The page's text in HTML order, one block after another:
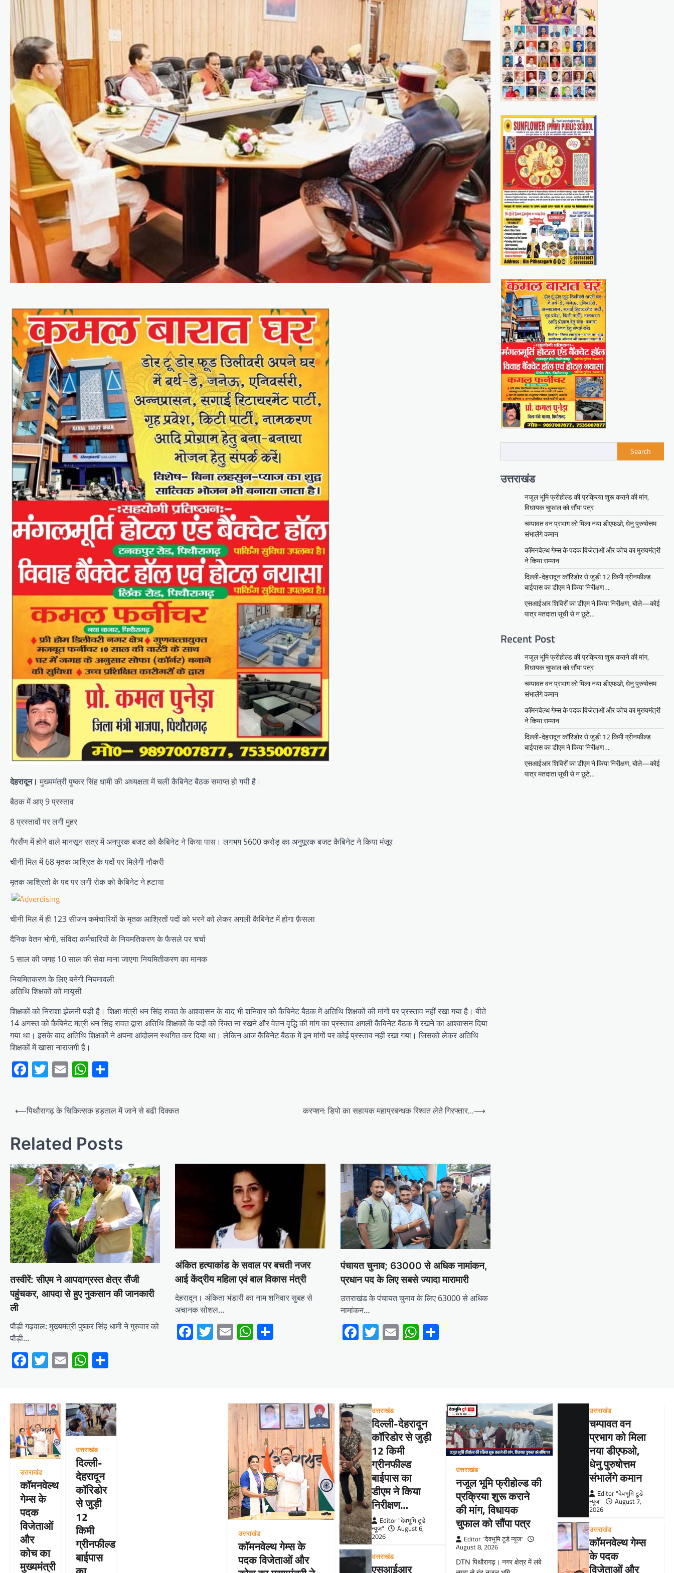
देहरादून। मुख्यमंत्री पुष्कर सिंह धामी की अध्यक्षता में चली कैबिनेट बैठक समाप्त हो गयी है।
बैठक में आए 9 प्रस्ताव
8 प्रस्तावों पर लगी मुहर
गैरसैंण में होने वाले मानसून सत्र में अनपुरक बजट को कैबिनेट ने किया पास। लगभग 5600 करोड़ का अनुपूरक बजट कैबिनेट ने किया मंजूर
चीनी मिल में 68 मृतक आश्रित के पदों पर मिलेगी नौकरी
मृतक आश्रितो के पद पर लगी रोक को कैबिनेट ने हटाया
चीनी मिल में ही 123 सीजन कर्मचारियों के मृतक आश्रितों पदों को भरने को लेकर अगली कैबिनेट में होगा फ़ैसला
दैनिक वेतन भोगी, संविदा कर्मचारियों के नियमतिकरण के फैसले पर चर्चा
5 साल की जगह 10 साल की सेवा माना जाएगा नियमितीकरण का मानक
नियमितकरण के लिए बनेगी नियमावली
अतिथि शिक्षकों को मायूसी
शिक्षकों को निराशा झेलनी पड़ी है। शिक्षा मंत्री धन सिंह रावत के आश्वासन के बाद भी शनिवार को कैबिनेट बैठक में अतिथि शिक्षकों की मांगों पर प्रस्ताव नहीं रखा गया है। बीते
14 अगस्त को कैबिनेट मंत्री धन सिंह रावत द्वारा अतिथि शिक्षकों के पदों को रिक्त ना रखने और वेतन वृद्धि की मांग का प्रस्ताव अगली कैबिनेट बैठक में रखने का आश्वासन दिया
गया था। इसके बाद अतिथि शिक्षकों ने अपना आंदोलन स्थगित कर दिया था। लेकिन आज कैबिनेट बैठक में इन मांगों पर कोई प्रस्ताव नहीं रखा गया। जिसको लेकर अतिथि
शिक्षकों में खासा नाराजगी है।
Facebook
Twitter
EmailWhatsApp
Post
⟵पिथौरागढ़ के चिकित्सक हड़ताल में जाने से बढी दिक्कत करप्शन: डिपो का सहायक महाप्रबन्धक रिश्वत लेते गिरफ्तार…⟶
Related Posts
तस्वीरें: सीएम ने आपदाग्रस्त क्षेत्र सैंजी
पहुंचकर, आपदा से हुए नुकसान की जानकारी
ली
पौड़ी गढ़वाल: मुख्यमंत्री पुष्कर सिंह धामी ने गुरुवार को
पौड़ी…
Facebook
Twitter
EmailWhatsApp
अंकित हत्याकांड के सवाल पर बचती नजर
आई केंद्रीय महिला एवं बाल विकास मंत्री
देहरादून। अंकिता भंडारी का नाम शनिवार सुबह से
अचानक सोशल…
Facebook
Twitter
EmailWhatsApp
पंचायत चुनाव; 63000 से अधिक नामांकन,
प्रधान पद के लिए सबसे ज्यादा मारामारी
उत्तराखंड के पंचायत चुनाव के लिए 63000 से अधिक
नामांकन…
Facebook
Twitter
EmailWhatsApp
Share
Search
उत्तराखंड
नजूल भूमि फ्रीहोल्ड की प्रक्रिया शुरू कराने की मांग,
विधायक चुफाल को सौंपा पत्र
चम्पावत वन प्रभाग को मिला नया डीएफओ, धेनु पुरुषोत्तम
संभालेंगे कमान
कॉमनवेल्थ गेम्स के पदक विजेताओं और कोच का मुख्यमंत्री
ने किया सम्मान
दिल्ली-देहरादून कॉरिडोर से जुड़ी 12 किमी ग्रीनफील्ड
बाईपास का डीएम ने किया निरीक्षण…
एसआईआर शिविरों का डीएम ने किया निरीक्षण, बोले—कोई
पात्र मतदाता सूची से न छूटे…
Recent Post
नजूल भूमि फ्रीहोल्ड की प्रक्रिया शुरू कराने की मांग,
विधायक चुफाल को सौंपा पत्र
चम्पावत वन प्रभाग को मिला नया डीएफओ, धेनु पुरुषोत्तम
संभालेंगे कमान
कॉमनवेल्थ गेम्स के पदक विजेताओं और कोच का मुख्यमंत्री
ने किया सम्मान
दिल्ली-देहरादून कॉरिडोर से जुड़ी 12 किमी ग्रीनफील्ड
बाईपास का डीएम ने किया निरीक्षण…
एसआईआर शिविरों का डीएम ने किया निरीक्षण, बोले—कोई
पात्र मतदाता सूची से न छूटे…
उत्तराखंड
कॉमनवेल्थ
गेम्स के
पदक
विजेताओं
और
कोच का
मुख्यमंत्री
उत्तराखंड
दिल्ली-
देहरादून
कॉरिडोर
से जुड़ी
12
किमी
ग्रीनफील्ड
बाईपास
उत्तराखंड
कॉमनवेल्थ गेम्स के
पदक विजेताओं और
उत्तराखंड
दिल्ली-देहरादून
कॉरिडोर से जुड़ी
12 किमी
ग्रीनफील्ड
बाईपास का
डीएम ने किया
निरीक्षण…
Editor "देवभूमि टूडे
न्यूज"
August 6,
2026
उत्तराखंड
एसआईआर
उत्तराखंड
नजूल भूमि फ्रीहोल्ड की
प्रक्रिया शुरू कराने
की मांग, विधायक
चुफाल को सौंपा पत्र
Editor "देवभूमि टूडे न्यूज"
August 8, 2026
DTN पिथौरागढ़। नगर क्षेत्र में लंबे
उत्तराखंड
चम्पावत वन
प्रभाग को मिला
नया डीएफओ,
धेनु पुरुषोत्तम
संभालेंगे कमान
Editor "देवभूमि टूडे
न्यूज"
August 7,
2026
उत्तराखंड
कॉमनवेल्थ गेम्स
के पदक
विजेताओं और